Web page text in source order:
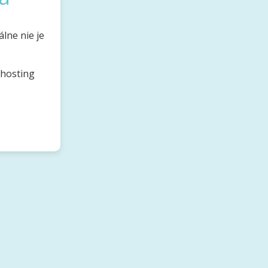
nie je